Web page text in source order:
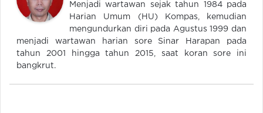
Menjadi wartawan sejak tahun 1984 pada
Harian Umum (HU) Kompas, kemudian
mengundurkan diri pada Agustus 1999 dan
menjadi wartawan harian sore Sinar Harapan pada
tahun 2001 hingga tahun 2015, saat koran sore ini
bangkrut.